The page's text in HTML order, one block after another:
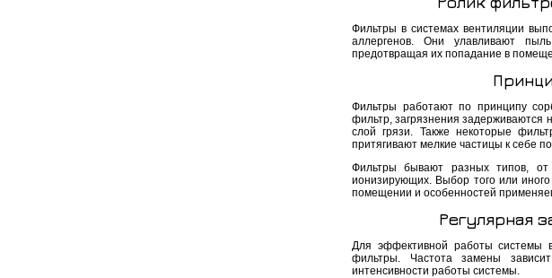
Фильтры в системах вентиляции
аллергенов. Они улавливают
предотвращая их попадание в
Фильтры работают по принципу
фильтр, загрязнения задерживаются
слой грязи. Также некоторые
притягивают мелкие частицы к себе
Фильтры бывают разных типов, от
ионизирующих. Выбор того или
помещении и особенностей
Регулярная
Для эффективной работы системы
фильтры. Частота замены
интенсивности работы системы.